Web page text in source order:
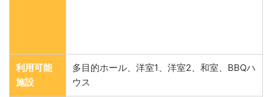
利用可能
施設
多目的ホール、洋室1、洋室2、和室、BBQハ
ウス